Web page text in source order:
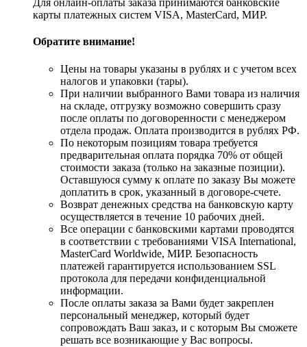
Для онлайн-оплаты заказа принимаются банковские
карты платежных систем VISA, MasterСard, МИР.
Обратите внимание!
Цены на товары указаны в рублях и с учетом всех
налогов и упаковки (тары).
При наличии выбранного Вами товара из наличия
на складе, отгрузку возможно совершить сразу
после оплаты по договоренности с менеджером
отдела продаж. Оплата производится в рублях РФ.
По некоторым позициям товара требуется
предварительная оплата порядка 70% от общей
стоимости заказа (только на заказные позиции).
Оставшуюся сумму к оплате по заказу Вы можете
доплатить в срок, указанный в договоре-счете.
Возврат денежных средства на банковскую карту
осуществляется в течение 10 рабочих дней.
Все операции с банковскими картами проводятся
в соответствии с требованиями VISA International,
MasterCard Worldwide, МИР. Безопасность
платежей гарантируется использованием SSL
протокола для передачи конфиденциальной
информации.
После оплаты заказа за Вами будет закреплен
персональный менеджер, который будет
сопровождать Ваш заказ, и с которым Вы сможете
решать все возникающие у Вас вопросы.